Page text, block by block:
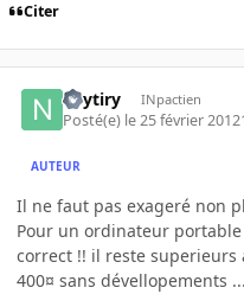
Citer
neytiry INpactien
Posté(e) le 25 février 2012
AUTEUR
Il ne faut pas exageré non
Pour un ordinateur
correct !! il reste superieurs
400¤ sans dévellopements